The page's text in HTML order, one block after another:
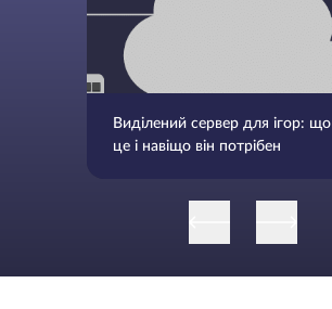
Виділений сервер для ігор: що
це і навіщо він потрібен